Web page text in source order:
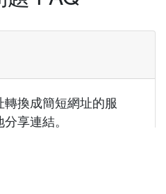
換成簡短網址的服
享連結。